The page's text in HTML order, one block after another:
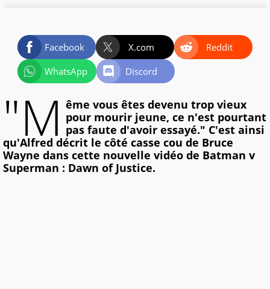
Facebook X.com
Reddit
WhatsApp
Discord
"M ême vous êtes devenu trop vieux
pour mourir jeune, ce n'est pourtant
pas faute d'avoir essayé." C'est ainsi
qu'Alfred décrit le côté casse cou de Bruce
Wayne dans cette nouvelle vidéo de Batman v
Superman : Dawn of Justice.